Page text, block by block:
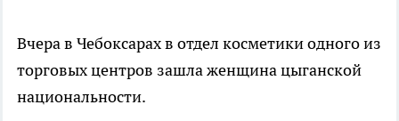
Вчера в Чебоксарах в отдел косметики одного из
торговых центров зашла женщина цыганской
национальности.